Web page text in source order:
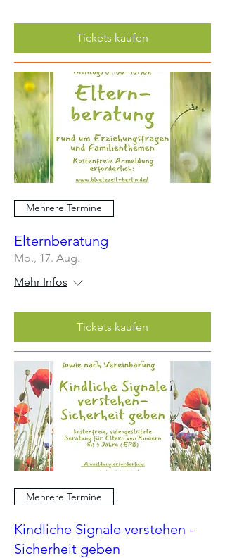
Tickets kaufen
Mehrere Termine
Elternberatung
Mo., 17. Aug.
Mehr Infos
Tickets kaufen
Mehrere Termine
Kindliche Signale verstehen -
Sicherheit geben